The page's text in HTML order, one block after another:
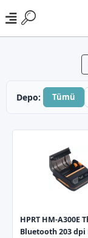
Depo: Tümü
HPRT HM-A300E
Bluetooth 203